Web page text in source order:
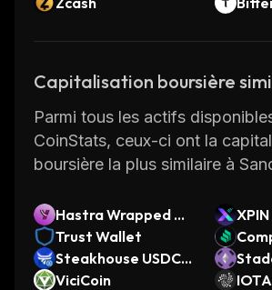
languages and currencies,
between different blockchains
ideal choice for those looking
cryptocurrency platform.
For more information about
Sol please visitsocean.fi
Capitalisation boursière
Parmi tous les actifs
CoinStats, ceux-ci ont la
boursière la plus similaire à
Hastra Wrapped YL
DS
Trust Wallet
Steakhouse USDC
(Base) Morpho Vaul
ViciCoin
IOTA